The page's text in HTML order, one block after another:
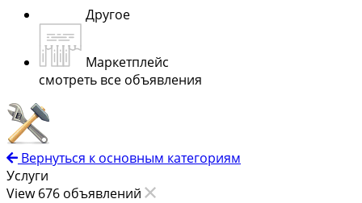
Другое
Маркетплейс
смотреть все объявления
Вернуться к основным категориям
Услуги
View 676 объявлений